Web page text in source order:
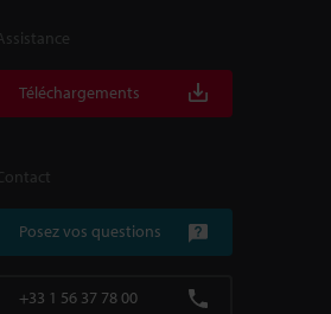
Téléchargements
Posez vos questions
+33 1 56 37 78 00